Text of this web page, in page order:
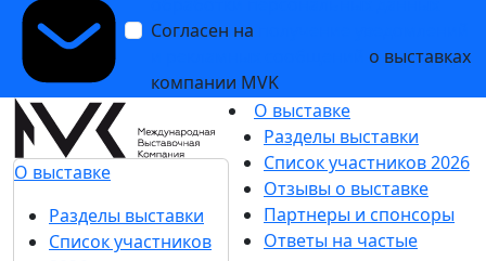
Согласен на
о выставках
компании MVK
О выставке
Разделы выставки
Список участников
О выставке
Разделы выставки
Список участников 2026
Отзывы о выставке
Партнеры и спонсоры
Ответы на частые